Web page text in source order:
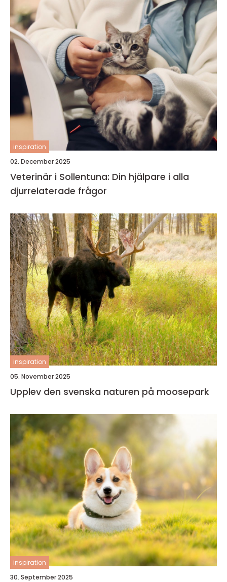
inspiration
02. December 2025
Veterinär i Sollentuna: Din hjälpare i alla
djurrelaterade frågor
inspiration
05. November 2025
Upplev den svenska naturen på moosepark
inspiration
30. September 2025